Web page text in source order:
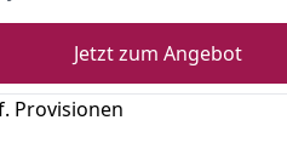
Jetzt zum Angebot
Provisionen